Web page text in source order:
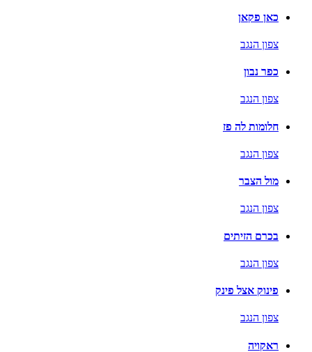
כאן פקאן
צפון הנגב
כפר נבון
צפון הנגב
חלומות לה פז
צפון הנגב
מול הצבר
צפון הנגב
בכרם הזיתים
צפון הנגב
פינוק אצל פינק
צפון הנגב
ראקויה